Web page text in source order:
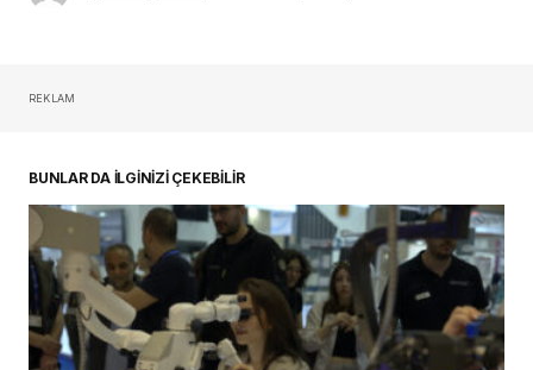
REKLAM
BUNLAR DA İLGİNİZİ ÇEKEBİLİR